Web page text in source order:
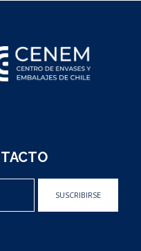
SUSCRIBIRSE